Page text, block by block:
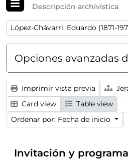
Descripción archivística
Remove filter:
López-Chávarri, Eduardo (1871-
Opciones avanzadas
Imprimir vista previa
Card view
Table view
Ordenar por: Fecha de inicio